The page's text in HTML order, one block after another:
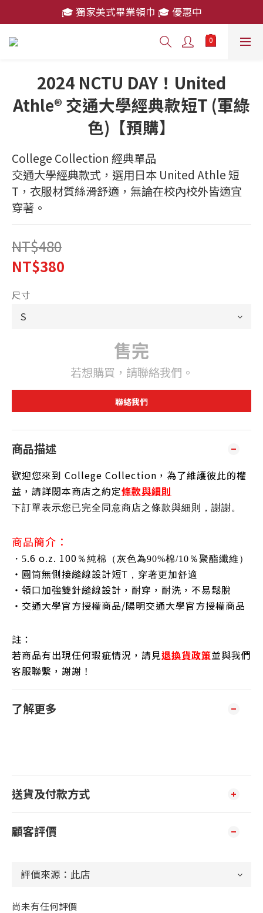
🎓 獨家美式畢業領巾 🎓 優惠中
🎓 獨家美式畢業領巾 🎓 優惠中
消費滿 $2,000 免運費
2024 NCTU DAY！United
Athle® 交通大學經典款短T (軍綠
色)【預購】
College Collection 經典單品
交通大學經典款式，選用日本 United Athle 短
T，衣服材質絲滑舒適，無論在校內校外皆適宜
穿著。
NT$480
NT$380
尺寸
售完
若想購買，請聯絡我們。
聯絡我們
商品描述
歡迎您來到 College Collection，為了維護彼此的權
益，請詳閱本商店之約定條款與細則
下訂單表示您已完全同意商店之條款與細則，謝謝。
商品簡介：
・5.6 o.z. 100 ％純棉（灰色為90%棉/10％聚酯纖維）
・圓筒無側接縫線設計短T ，穿著更加舒適
・領口加強雙針縫線設計，耐穿，耐洗，不易鬆脫
・交通大學官方授權商品/陽明交通大學官方授權商品
註：
若商品有出現任何瑕疵情況，請見退換貨政策並與我們
客服聯繫，謝謝！
了解更多
送貨及付款方式
顧客評價
尚未有任何評價